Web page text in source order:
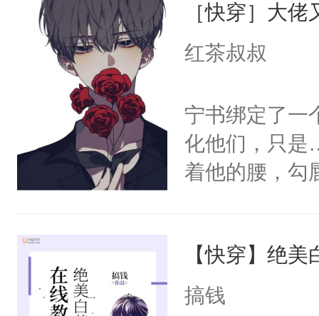
［快穿］大
红茶叔叔
宁书绑定了一
化他们，只是
着他的腰，勾
来，给老公
用力——为你
【快穿】绝
搞钱